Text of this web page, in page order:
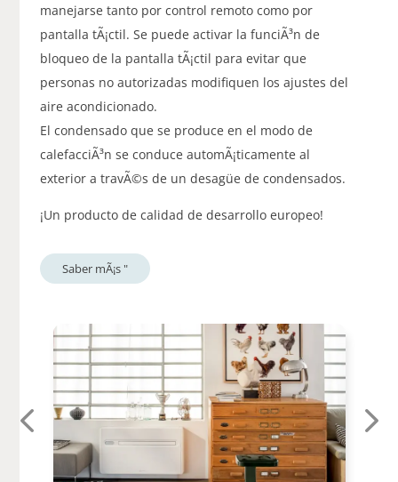
manejarse tanto por control remoto como por
pantalla tÃ¡ctil. Se puede activar la funciÃ³n de
bloqueo de la pantalla tÃ¡ctil para evitar que
personas no autorizadas modifiquen los ajustes del
aire acondicionado.
El condensado que se produce en el modo de
calefacciÃ³n se conduce automÃ¡ticamente al
exterior a travÃ©s de un desagüe de condensados.
­¡Un producto de calidad de desarrollo europeo!
Saber mÃ¡s "